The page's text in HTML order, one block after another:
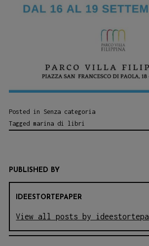
Posted in Senza categoria
Tagged marina di libri
PUBLISHED BY
IDEESTORTEPAPER
View all posts by